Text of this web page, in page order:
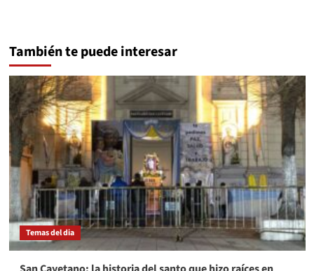
También te puede interesar
Temas del dia